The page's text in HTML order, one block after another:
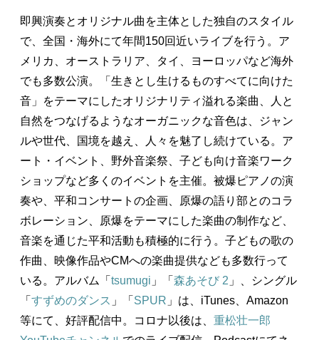
即興演奏とオリジナル曲を主体とした独自のスタイル
で、全国・海外にて年間150回近いライブを行う。ア
メリカ、オーストラリア、タイ、ヨーロッパなど海外
でも多数公演。「生きとし生けるものすべてに向けた
音」をテーマにしたオリジナリティ溢れる楽曲、人と
自然をつなげるようなオーガニックな音色は、ジャン
ルや世代、国境を越え、人々を魅了し続けている。ア
ート・イベント、野外音楽祭、子ども向け音楽ワーク
ショップなど多くのイベントを主催。被爆ピアノの演
奏や、平和コンサートの企画、原爆の語り部とのコラ
ボレーション、原爆をテーマにした楽曲の制作など、
音楽を通じた平和活動も積極的に行う。子どもの歌の
作曲、映像作品やCMへの楽曲提供なども多数行って
いる。アルバム「 tsumugi 」「 森あそび 2 」、シングル
「 すずめのダンス 」「 SPUR 」は、iTunes、Amazon
等にて、好評配信中。コロナ以後は、 重松壮一郎